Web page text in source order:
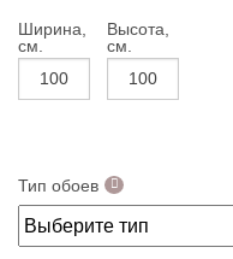
Ширина,
см.
Высота,
см.
Тип обоев